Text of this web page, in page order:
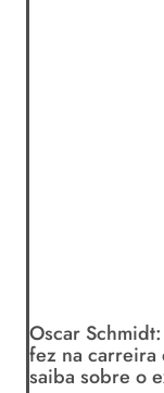
Oscar
fez na carreira
saiba sobre o